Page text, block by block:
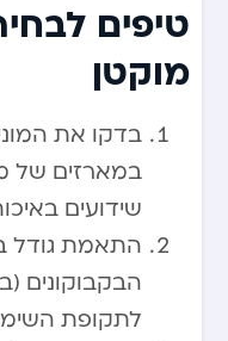
טיפים
מוקטן
בדקו את
במארזים של
שידועים
התאמת גודל
לתקופת